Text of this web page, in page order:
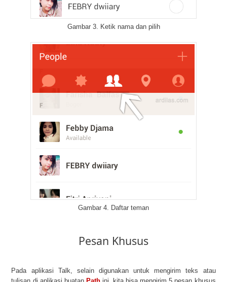
Gambar 3. Ketik nama dan pilih
Gambar 4. Daftar teman
Pesan Khusus
Pada aplikasi Talk, selain digunakan untuk mengirim teks atau